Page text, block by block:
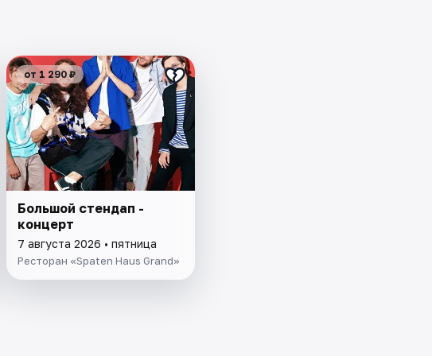
от 1 290 ₽
Большой стендап -
концерт
7 августа 2026 • пятница
Ресторан «Spaten Haus Grand»